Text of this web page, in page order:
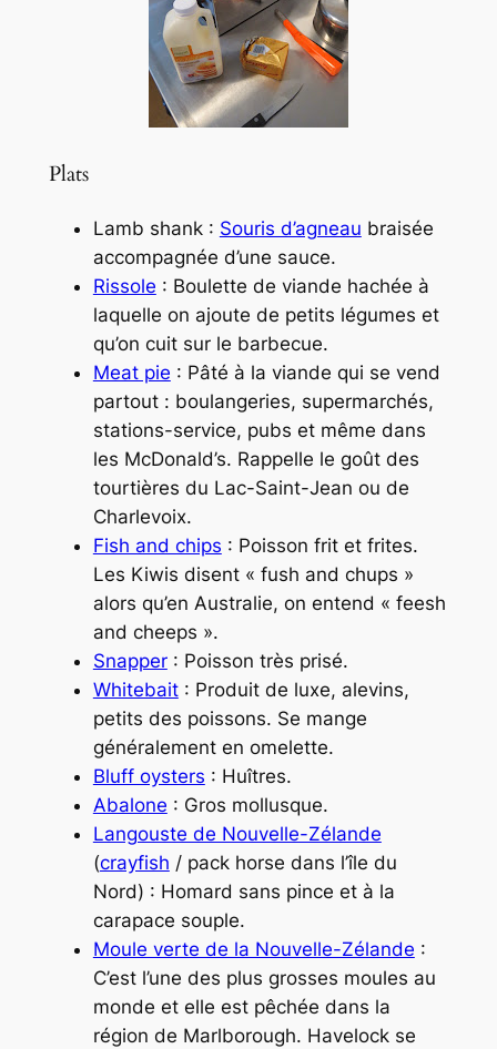
Plats
Lamb shank : Souris d’agneau braisée
accompagnée d’une sauce.
Rissole : Boulette de viande hachée à
laquelle on ajoute de petits légumes et
qu’on cuit sur le barbecue.
Meat pie : Pâté à la viande qui se vend
partout : boulangeries, supermarchés,
stations-service, pubs et même dans
les McDonald’s. Rappelle le goût des
tourtières du Lac-Saint-Jean ou de
Charlevoix.
Fish and chips : Poisson frit et frites.
Les Kiwis disent « fush and chups »
alors qu’en Australie, on entend « feesh
and cheeps ».
Snapper: Poisson très prisé.
Whitebait: Produit de luxe, alevins,
petits des poissons. Se mange
généralement en omelette.
Bluff oysters : Huîtres.
Abalone : Gros mollusque.
Langouste de Nouvelle-Zélande
(crayfish / pack horse dans l’île du
Nord) : Homard sans pince et à la
carapace souple.
Moule verte de la Nouvelle-Zélande :
C’est l’une des plus grosses moules au
monde et elle est pêchée dans la
région de Marlborough. Havelock se